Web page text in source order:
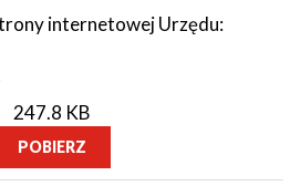
internetowej Urzędu:
247.8 KB
POBIERZ